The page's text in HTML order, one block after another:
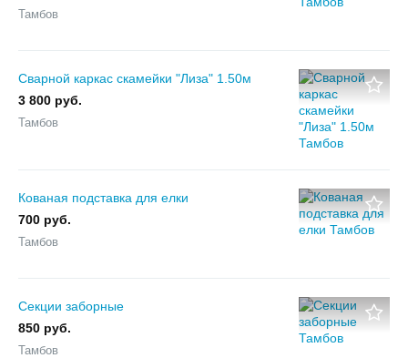
Тамбов
Сварной каркас скамейки "Лиза" 1.50м
3 800 руб.
Тамбов
Кованая подставка для елки
700 руб.
Тамбов
Секции заборные
850 руб.
Тамбов